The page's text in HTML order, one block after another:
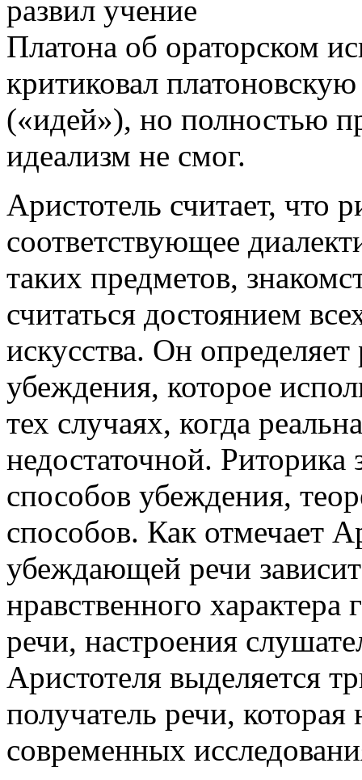
развил учение
Платона об ораторском
критиковал
(«идей»), но полностью
идеализм не смог.
Аристотель считает, что
соответствующее
таких предметов,
считаться достоянием
искусства. Он
убеждения, которое
тех случаях, когда
недостаточной.
способов убеждения,
способов. Как отмечает
убеждающей речи
нравственного характера
речи, настроения
Аристотеля выделяется
получатель речи, которая
современных